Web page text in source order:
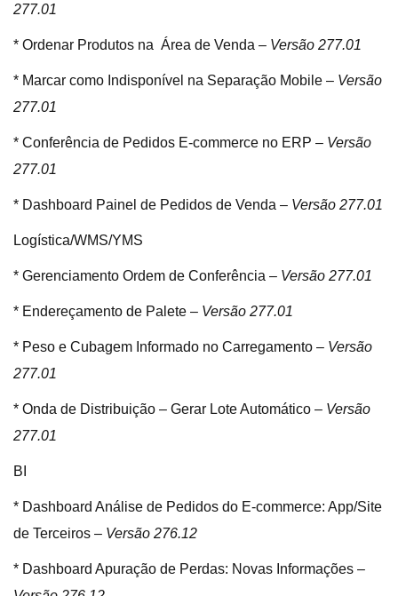
277.01
* Ordenar Produtos na Área de Venda – Versão 277.01
* Marcar como Indisponível na Separação Mobile – Versão
277.01
* Conferência de Pedidos E-commerce no ERP – Versão
277.01
* Dashboard Painel de Pedidos de Venda – Versão 277.01
Logística/WMS/YMS
* Gerenciamento Ordem de Conferência – Versão 277.01
* Endereçamento de Palete – Versão 277.01
* Peso e Cubagem Informado no Carregamento – Versão
277.01
* Onda de Distribuição – Gerar Lote Automático – Versão
277.01
BI
* Dashboard Análise de Pedidos do E-commerce: App/Site
de Terceiros – Versão 276.12
* Dashboard Apuração de Perdas: Novas Informações –